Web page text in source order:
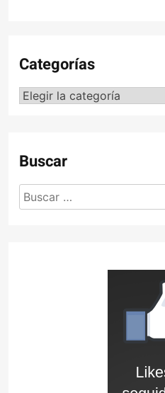
Categorías
Categorías
Buscar
Buscar: